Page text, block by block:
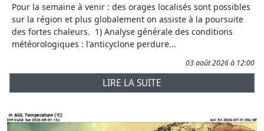
Pour la semaine à venir : des orages localisés sont possibles
sur la région et plus globalement on assiste à la poursuite
des fortes chaleurs. 1) Analyse générale des conditions
météorologiques : l'anticyclone perdure...
03 août 2026 à 12:00
LIRE LA SUITE